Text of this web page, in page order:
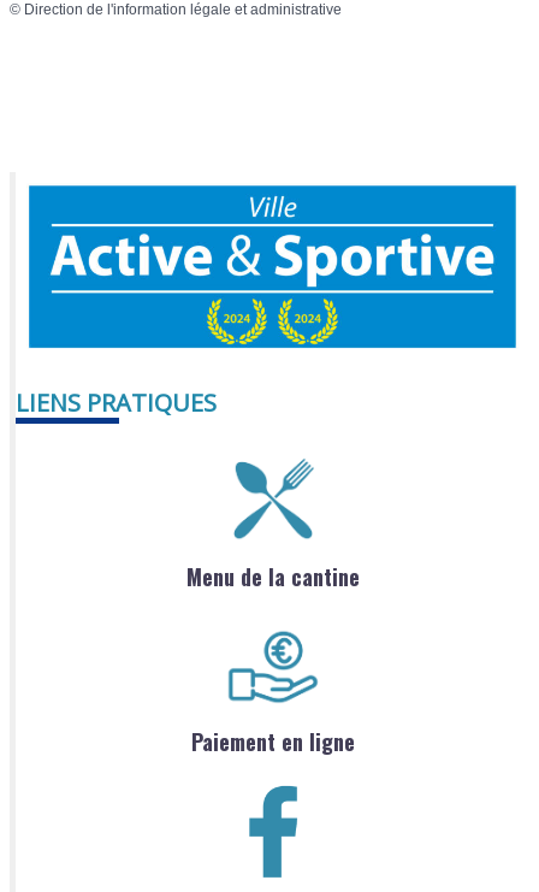
© Direction de l'information légale et administrative
LIENS PRATIQUES
Menu de la cantine
Paiement en ligne